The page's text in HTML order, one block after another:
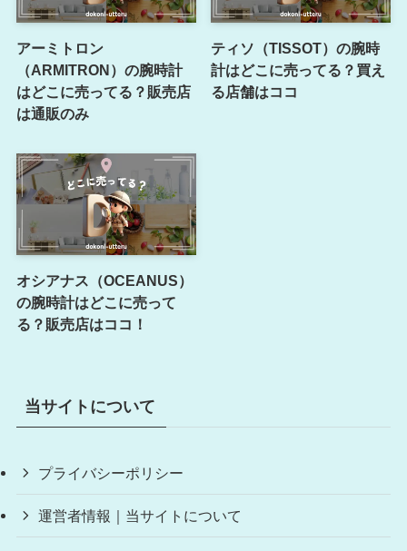
アーミトロン
（ARMITRON）の腕時計
はどこに売ってる？販売店
は通販のみ
ティソ（TISSOT）の腕時
計はどこに売ってる？買え
る店舗はココ
オシアナス（OCEANUS）
の腕時計はどこに売って
る？販売店はココ！
当サイトについて
プライバシーポリシー
運営者情報｜当サイトについて